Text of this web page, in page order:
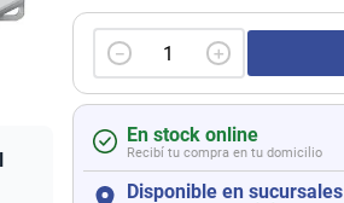
＋
－
En stock online
Recibí tu compra en tu domicilio
Disponible en sucursales